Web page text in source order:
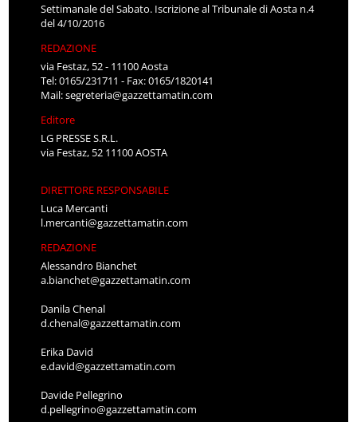
Settimanale del Sabato. Iscrizione al Tribunale di Aosta n.4
del 4/10/2016
REDAZIONE
via Festaz, 52 - 11100 Aosta
Tel: 0165/231711 - Fax: 0165/1820141
Mail:segreteria@gazzettamatin.com
Editore
LG PRESSE S.R.L.
via Festaz, 52 11100 AOSTA
DIRETTORE RESPONSABILE
Luca Mercanti
l.mercanti@gazzettamatin.com
REDAZIONE
Alessandro Bianchet
a.bianchet@gazzettamatin.com
Danila Chenal
d.chenal@gazzettamatin.com
Erika David
e.david@gazzettamatin.com
Davide Pellegrino
d.pellegrino@gazzettamatin.com